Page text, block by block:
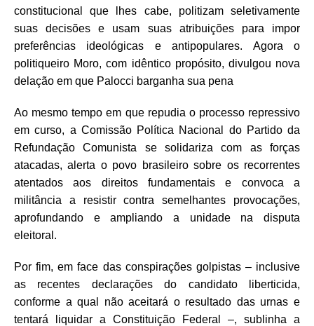
constitucional que lhes cabe, politizam seletivamente
suas decisões e usam suas atribuições para impor
preferências ideológicas e antipopulares. Agora o
politiqueiro Moro, com idêntico propósito, divulgou nova
delação em que Palocci barganha sua pena
Ao mesmo tempo em que repudia o processo repressivo
em curso, a Comissão Política Nacional do Partido da
Refundação Comunista se solidariza com as forças
atacadas, alerta o povo brasileiro sobre os recorrentes
atentados aos direitos fundamentais e convoca a
militância a resistir contra semelhantes provocações,
aprofundando e ampliando a unidade na disputa
eleitoral.
Por fim, em face das conspirações golpistas – inclusive
as recentes declarações do candidato liberticida,
conforme a qual não aceitará o resultado das urnas e
tentará liquidar a Constituição Federal –, sublinha a